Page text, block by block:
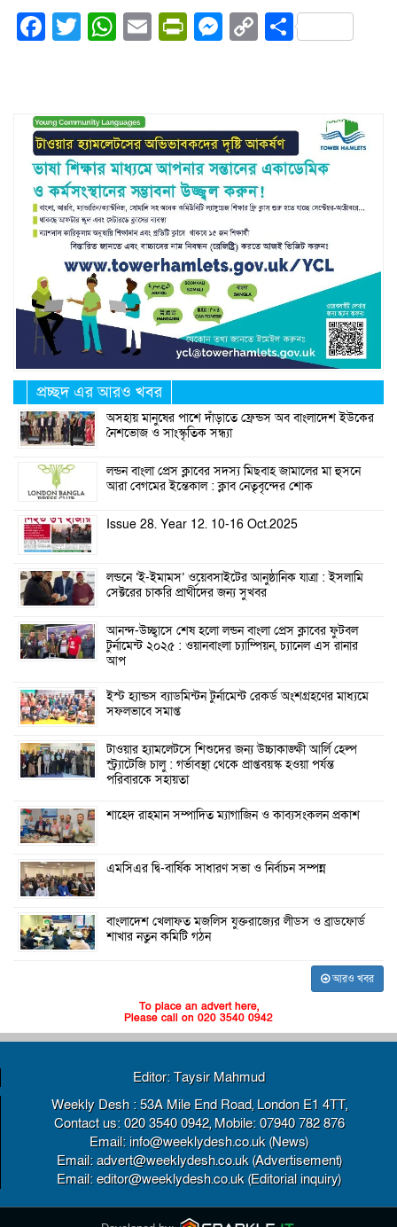
Facebook
Twitter
WhatsApp
EmailPrintFriendly
Messenger
CopyShare
প্রচ্ছদ এর আরও খবর
অসহায় মানুষের পাশে দাঁড়াতে ফ্রেন্ডস অব বাংলাদেশ ইউকের
নৈশভোজ ও সাংস্কৃতিক সন্ধ্যা
লন্ডন বাংলা প্রেস ক্লাবের সদস্য মিছবাহ জামালের মা হুসনে
আরা বেগমের ইন্তেকাল : ক্লাব নেতৃবৃন্দের শোক
Issue 28. Year 12. 10-16 Oct.2025
লন্ডনে ‘ই-ইমামস’ ওয়েবসাইটের আনুষ্ঠানিক যাত্রা : ইসলামি
সেক্টরের চাকরি প্রার্থীদের জন্য সুখবর
আনন্দ-উচ্ছ্বাসে শেষ হলো লন্ডন বাংলা প্রেস ক্লাবের ফুটবল
টুর্নামেন্ট ২০২৫ : ওয়ানবাংলা চ্যাম্পিয়ন, চ্যানেল এস রানার
আপ
ইস্ট হ্যান্ডস ব্যাডমিন্টন টুর্নামেন্ট রেকর্ড অংশগ্রহণের মাধ্যমে
সফলভাবে সমাপ্ত
টাওয়ার হ্যামলেটসে শিশুদের জন্য উচ্চাকাঙ্ক্ষী আর্লি হেল্প
স্ট্র্যাটেজি চালু : গর্ভাবস্থা থেকে প্রাপ্তবয়স্ক হওয়া পর্যন্ত
পরিবারকে সহায়তা
শাহেদ রাহমান সম্পাদিত ম্যাগাজিন ও কাব্যসংকলন প্রকাশ
এমসিএর দ্বি-বার্ষিক সাধারণ সভা ও নির্বাচন সম্পন্ন
বাংলাদেশ খেলাফত মজলিস যুক্তরাজ্যের লীডস ও ব্রাডফোর্ড
শাখার নতুন কমিটি গঠন
আরও খবর
To place an advert here,
Please call on 020 3540 0942
Editor: Taysir Mahmud
Weekly Desh : 53A Mile End Road, London E1 4TT,
Contact us: 020 3540 0942, Mobile: 07940 782 876
Email: info@weeklydesh.co.uk (News)
Email: advert@weeklydesh.co.uk (Advertisement)
Email: editor@weeklydesh.co.uk (Editorial inquiry)